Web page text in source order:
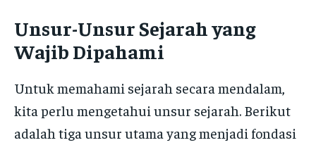
Unsur-Unsur Sejarah yang
Wajib Dipahami
Untuk memahami sejarah secara mendalam,
kita perlu mengetahui unsur sejarah. Berikut
adalah tiga unsur utama yang menjadi fondasi